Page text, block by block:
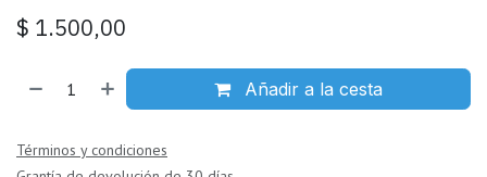
$ 1.500,00
Añadir a la cesta
Términos y condiciones